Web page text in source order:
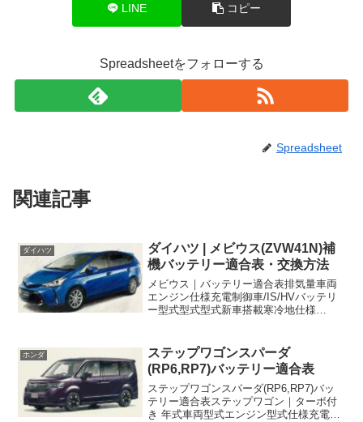
LINE コピー
Spreadsheetをフォローする
Spreadsheet
関連記事
ダイハツ
ダイハツ | メビウス(ZVW41N)補
機バッテリー適合表・交換方法
メビウス｜バッテリー適合表排気量車両
エンジン仕様充電制御車/IS/HVバッテリ
ー型式型式型式新車搭載寒冷地仕様
FXEハイブリッド,...
ホンダ
ステップワゴンスパーダ
(RP6,RP7)バッテリー適合表
ステップワゴンスパーダ(RP6,RP7)バッ
テリー適合表ステップワゴン｜ターボ付
き 年式車両型式エンジン型式仕様充電制